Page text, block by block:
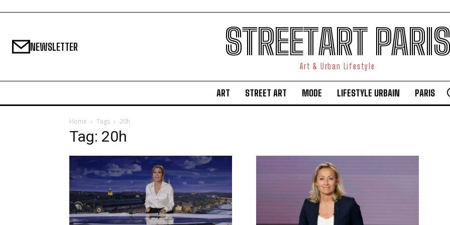
NEWSLETTER STREETART PARIS
Art & Urban Lifestyle
ART STREET ART MODE LIFESTYLE URBAIN PARIS
Home Tags 20h
Tag: 20h